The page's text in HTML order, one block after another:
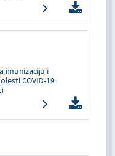
imunizaciju i
COVID-19